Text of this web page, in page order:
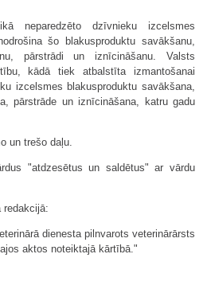
neparedzēto dzīvnieku izcelsmes
šo blakusproduktu savākšanu,
pārstrādi un iznīcināšanu. Valsts
kādā tiek atbalstīta izmantošanai
izcelsmes blakusproduktu savākšana,
pārstrāde un iznīcināšana, katru gadu
un trešo daļu.
"atdzesētus un saldētus" ar vārdu
redakcijā:
dienesta pilnvarots veterinārārsts
aktos noteiktajā kārtībā."